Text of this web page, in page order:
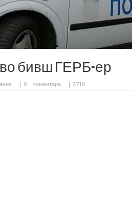
бивш ГЕРБ-ер
| 0 коментара | 2716